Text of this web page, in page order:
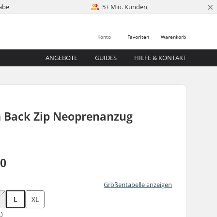
5+ Mio. Kunden ×
Warenkorb
Favoriten
Konto
ANGEBOTE GUIDES HILFE & KONTAKT
Zip Neoprenanzug
Größentabelle anzeigen
L XL